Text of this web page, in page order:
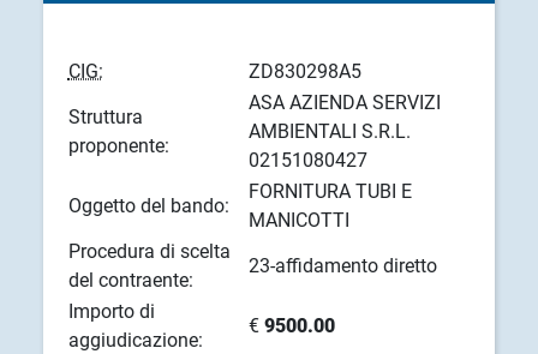
CIG:
ZD830298A5
Struttura
proponente:
ASA AZIENDA SERVIZI
AMBIENTALI S.R.L.
02151080427
Oggetto del bando:
FORNITURA TUBI E
MANICOTTI
Procedura di scelta
del contraente:
23-affidamento diretto
Importo di
aggiudicazione:
€ 9500.00